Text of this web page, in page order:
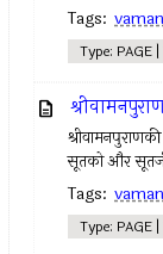
Tags:
Type: PAGE
सूतको और
Tags:
Type: PAGE